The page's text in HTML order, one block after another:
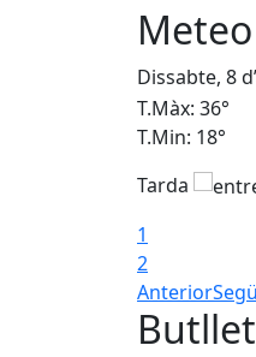
Meteo
Dissabte, 8
T.Màx: 36°
T.Min: 18°
Tarda
1
2
Anterior